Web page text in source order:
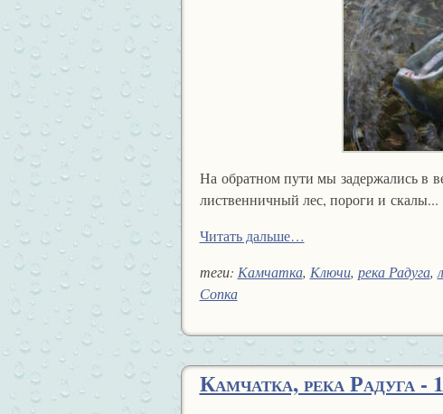
На обратном пути мы задержались в
лиственничный лес, пороги и скалы...
Читать дальше…
теги: Камчатка, Ключи, река Радуга,
Сопка
Камчатка, река Радуга - 1